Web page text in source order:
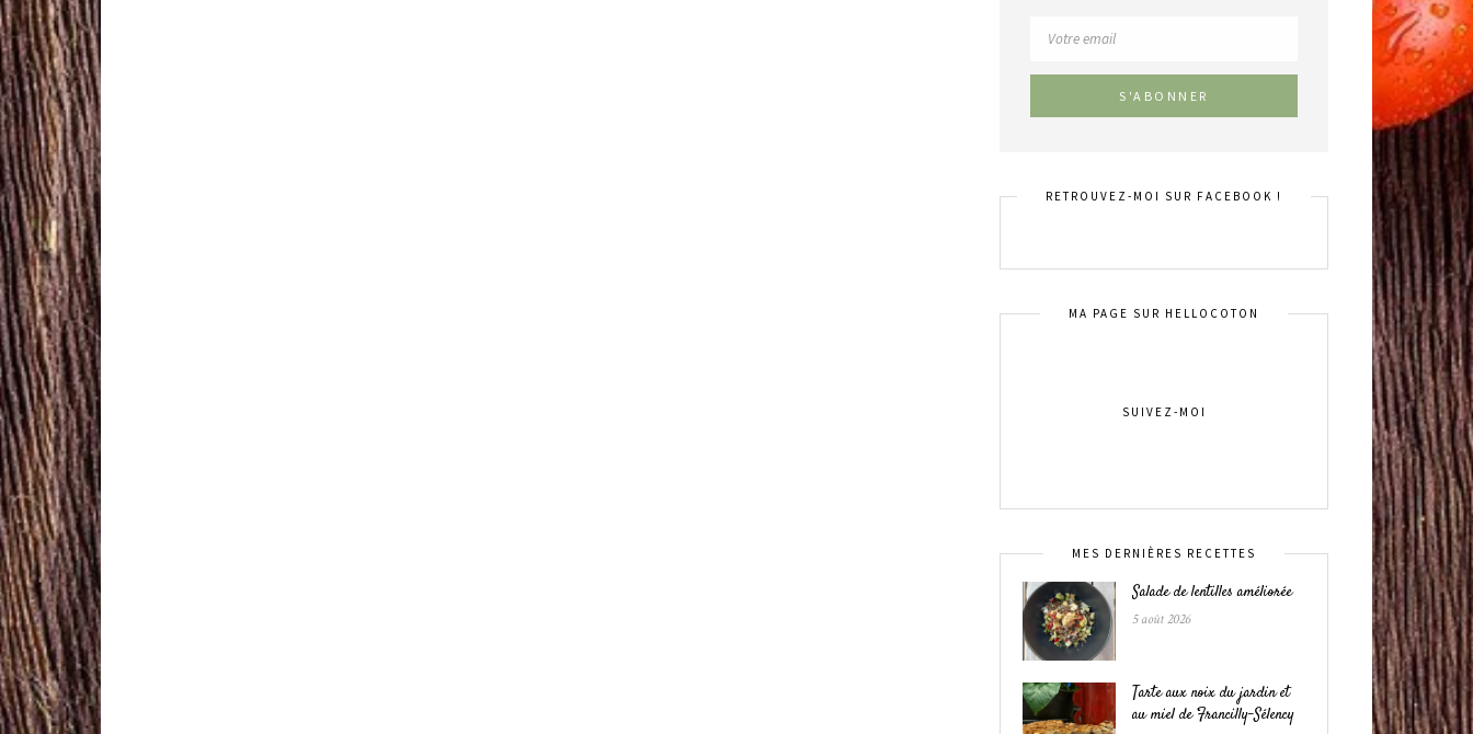
RETROUVEZ-MOI SUR FACEBOOK !
MA PAGE SUR HELLOCOTON
SUIVEZ-MOI
MES DERNIÈRES RECETTES
Salade de lentilles améliorée
5 août 2026
Tarte aux noix du jardin et
au miel de Francilly-Sélency